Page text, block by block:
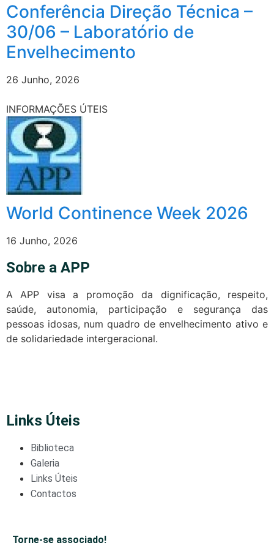
Conferência Direção Técnica –
30/06 – Laboratório de
Envelhecimento
26 Junho, 2026
INFORMAÇÕES ÚTEIS
World Continence Week 2026
16 Junho, 2026
Sobre a APP
A APP visa a promoção da dignificação, respeito,
saúde, autonomia, participação e segurança das
pessoas idosas, num quadro de envelhecimento ativo e
de solidariedade intergeracional.
Links Úteis
Biblioteca
Galeria
Links Úteis
Contactos
Torne-se associado!